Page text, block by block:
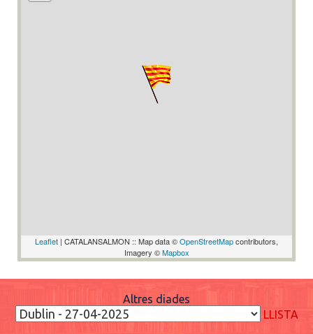
Leaflet | CATALANSALMON :: Map data ©OpenStreetMapcontributors,
Imagery ©Mapbox
Altres diades
LLISTA